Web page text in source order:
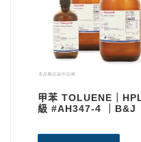
甲苯 TOLUENE｜HPLC
級 #AH347-4 ｜B&J